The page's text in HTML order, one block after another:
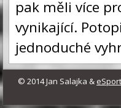
pak měli více
vynikající.
jednoduché
© 2014 Jan Salajka &